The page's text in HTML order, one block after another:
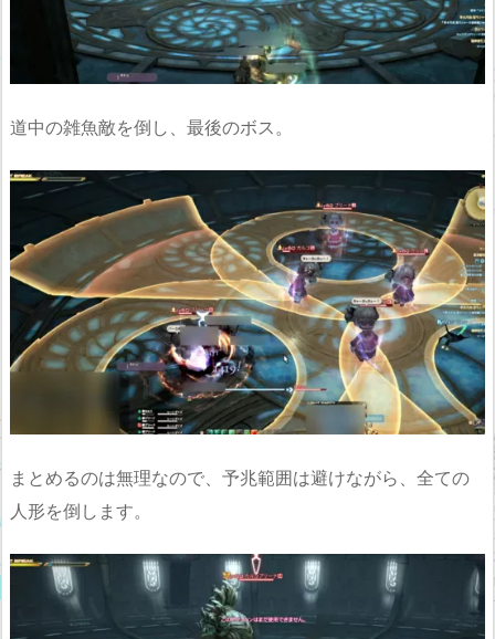
道中の雑魚敵を倒し、最後のボス。
まとめるのは無理なので、予兆範囲は避けながら、全ての
人形を倒します。